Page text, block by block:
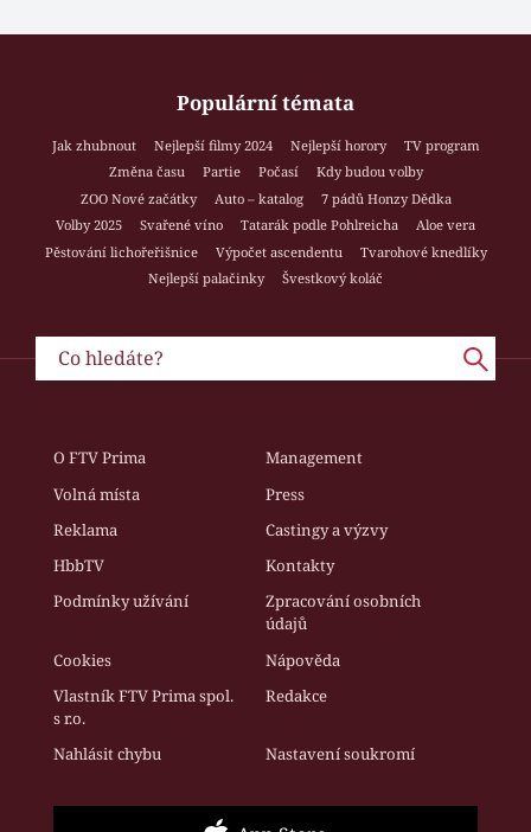
Populární témata
Jak zhubnout Nejlepší filmy 2024 Nejlepší horory
TV program
Změna času
Partie Počasí
Kdy budou volby
ZOO Nové začátky
Auto – katalog
7 pádů Honzy Dědka
Volby 2025
Svařené víno Tatarák podle Pohlreicha
Aloe vera
Pěstování lichořeřišnice
Výpočet ascendentu
Tvarohové knedlíky
Nejlepší palačinky
Švestkový koláč
O FTV Prima
Management
Volná místa
Press
Reklama
Castingy a výzvy
HbbTV
Kontakty
Podmínky užívání
Zpracování osobních
údajů
Cookies
Nápověda
Vlastník FTV Prima spol.
s r.o.
Redakce
Nahlásit chybu Nastavení soukromí